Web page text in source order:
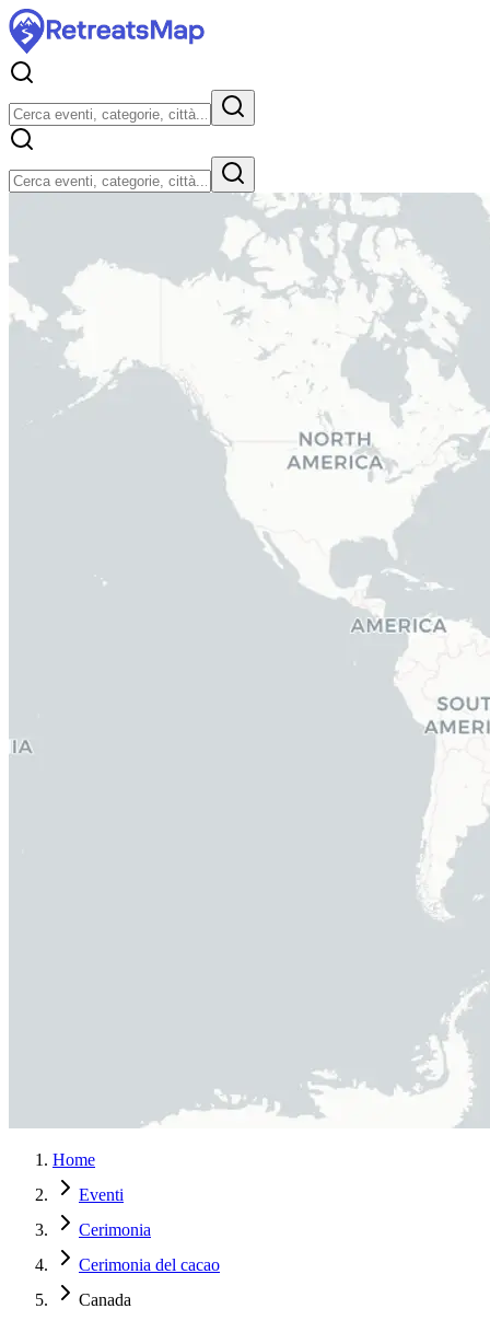
Home
Eventi
Cerimonia
Cerimonia del cacao
Canada